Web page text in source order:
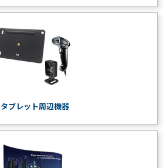
タブレット周辺機器